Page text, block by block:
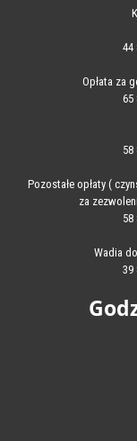
44
Opłata za
65
58
Pozostałe opłaty (
za
58
Wadia
39